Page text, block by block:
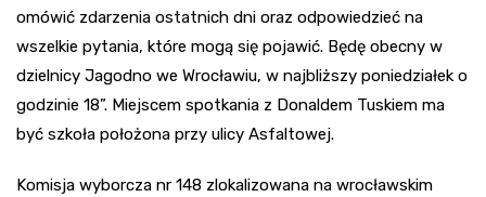
omówić zdarzenia ostatnich dni oraz odpowiedzieć na
wszelkie pytania, które mogą się pojawić. Będę obecny w
dzielnicy Jagodno we Wrocławiu, w najbliższy poniedziałek o
godzinie 18”. Miejscem spotkania z Donaldem Tuskiem ma
być szkoła położona przy ulicy Asfaltowej.
Komisja wyborcza nr 148 zlokalizowana na wrocławskim